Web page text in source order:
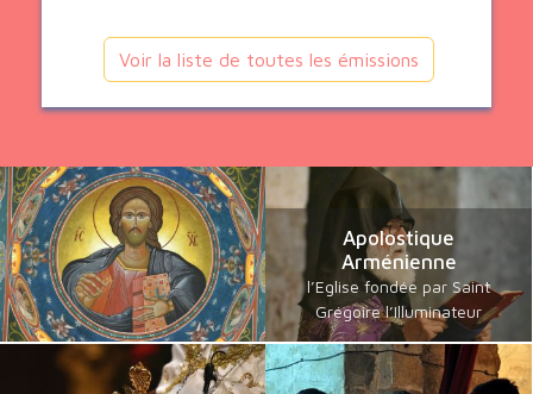
Voir la liste de toutes les émissions
Apolostique
Arménienne
l’Eglise fondée par Saint
Grégoire l’Illuminateur